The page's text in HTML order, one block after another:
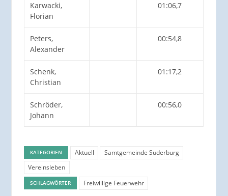
Karwacki,
Florian
01:06,7
Peters,
Alexander
00:54,8
Schenk,
Christian
01:17,2
Schröder,
Johann
00:56,0
KATEGORIEN Aktuell
Samtgemeinde Suderburg
Vereinsleben
SCHLAGWÖRTER Freiwillige Feuerwehr